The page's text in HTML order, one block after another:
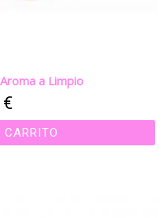
a Limpio
€